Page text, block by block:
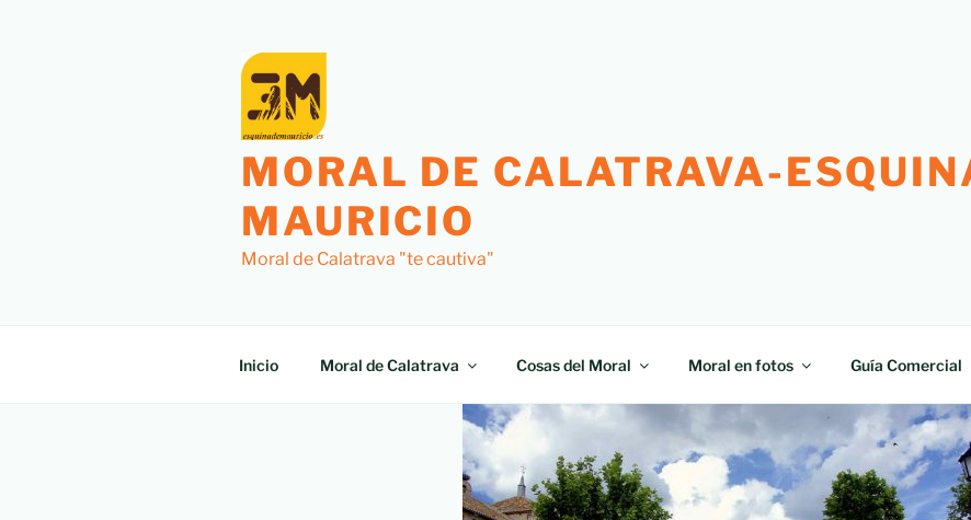
MORAL DE CALATRAVA-
MAURICIO
Moral de Calatrava "te cautiva"
Inicio Moral de Calatrava Cosas del Moral Moral en fotos Guía Comercial